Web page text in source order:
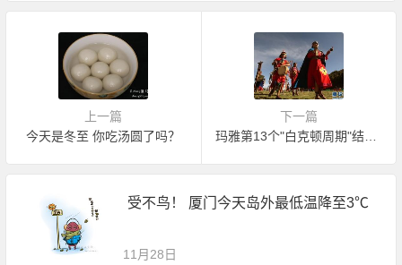
上一篇
今天是冬至 你吃汤圆了吗？
下一篇
玛雅第13个"白克顿周期"结束，新纪元到来
受不鸟！ 厦门今天岛外最低温降至3℃
11月28日